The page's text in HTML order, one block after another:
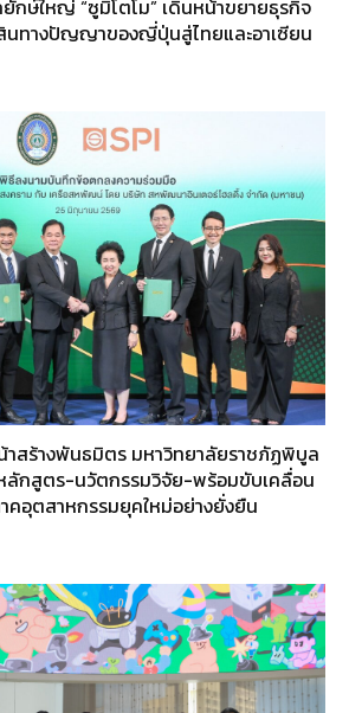
กษ์ใหญ่ “ซูมิโตโม” เดินหน้าขยายธุรกิจ
นทางปัญญาของญี่ปุ่นสู่ไทยและอาเซียน
สร้างพันธมิตร มหาวิทยาลัยราชภัฏพิบูล
ลักสูตร-นวัตกรรมวิจัย-พร้อมขับเคลื่อน
อุตสาหกรรมยุคใหม่อย่างยั่งยืน